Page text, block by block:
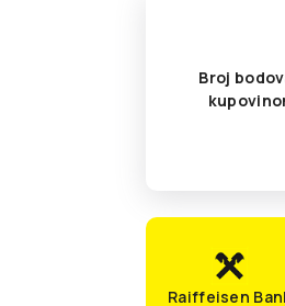
Broj
Raiffeisen